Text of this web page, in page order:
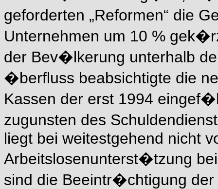
geforderten „Reformen“ die
Unternehmen um 10 %
der Bev�lkerung unterhalb
�berfluss beabsichtigte die
Kassen der erst 1994
zugunsten des
liegt bei weitestgehend nicht
Arbeitslosenunterst�tzung
sind die Beeintr�chtigung